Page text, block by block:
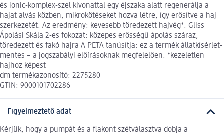
és ionic-komplex-szel kivonattal egy éjszaka alatt regenerálja a
hajat alvás közben, mikrokötéseket hozva létre, így erősítve a haj
szerkezetét. Az eredmény: kevesebb töredezett hajvég*. Gliss
Ápolási Skála 2-es fokozat: közepes erősségű ápolás száraz,
töredezett és fakó hajra A PETA tanúsítja: ez a termék állatkísérlet-
mentes – a jogszabályi előírásoknak megfelelően. *kezeletlen
hajhoz képest
dm termékazonosító: 2275280
GTIN: 9000101702286
Figyelmeztető adat
Kérjük, hogy a pumpát és a flakont szétválasztva dobja a